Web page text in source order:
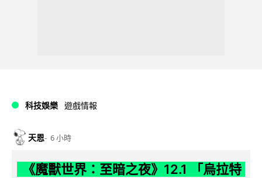
科技娛樂 遊戲情報
天恩 6 小時
《魔獸世界：至暗之夜》12.1 「烏拉特